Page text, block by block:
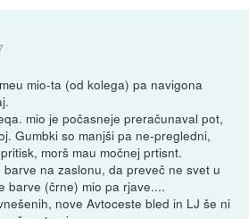
mio-ta (od kolega) pa navigona
mio je počasneje preračunaval pot,
Gumbki so manjši pa ne-pregledni,
morš mau močnej prtisnt.
na zaslonu, da preveč ne svet u
barve (črne) mio pa rjave....
nove Avtoceste bled in LJ še ni